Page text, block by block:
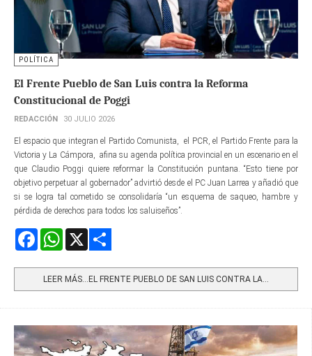
POLÍTICA
El Frente Pueblo de San Luis contra la Reforma
Constitucional de Poggi
REDACCIÓN 30 JULIO 2026
El espacio que integran el Partido Comunista, el PCR, el Partido Frente para la
Victoria y La Cámpora, afina su agenda política provincial en un escenario en el
que Claudio Poggi quiere reformar la Constitución puntana. “Esto tiene por
objetivo perpetuar al gobernador” advirtió desde el PC Juan Larrea y añadió que
si se logra tal cometido se consolidaría “un esquema de saqueo, hambre y
pérdida de derechos para todos los saluiseños”.
FacebookWhatsApp
LEER MÁS…EL FRENTE PUEBLO DE SAN LUIS CONTRA LA...